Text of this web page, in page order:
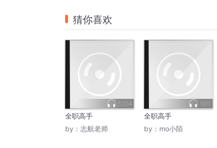
猜你喜欢
5204
全职高手
by： 志航老师
1911
全职高手
by： mo小陌